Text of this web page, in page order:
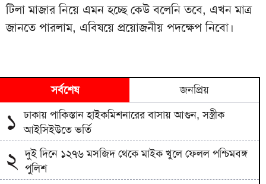
টিলা মাজার নিয়ে এমন হচ্ছে কেউ বলেনি তবে, এখন মাত্র
জানতে পারলাম, এবিষয়ে প্রয়োজনীয় পদক্ষেপ নিবো।
সর্বশেষ জনপ্রিয়
১ ঢাকায় পাকিস্তান হাইকমিশনারের বাসায় আগুন, সস্ত্রীক
আইসিইউতে ভর্তি
২
দুই দিনে ১২৭৬ মসজিদ থেকে মাইক খুলে ফেলল পশ্চিমবঙ্গ
পুলিশ